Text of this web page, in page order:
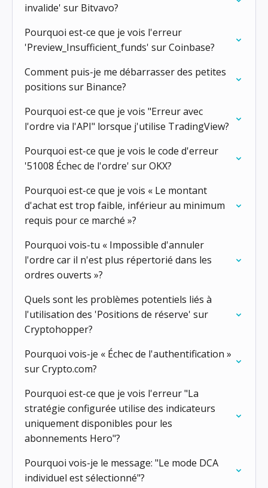
invalide' sur Bitvavo?
Pourquoi est-ce que je vois l'erreur
'Preview_Insufficient_funds' sur Coinbase?
Comment puis-je me débarrasser des petites
positions sur Binance?
Pourquoi est-ce que je vois "Erreur avec
l'ordre via l'API" lorsque j'utilise TradingView?
Pourquoi est-ce que je vois le code d'erreur
'51008 Échec de l'ordre' sur OKX?
Pourquoi est-ce que je vois « Le montant
d'achat est trop faible, inférieur au minimum
requis pour ce marché »?
Pourquoi vois-tu « Impossible d'annuler
l'ordre car il n'est plus répertorié dans les
ordres ouverts »?
Quels sont les problèmes potentiels liés à
l'utilisation des 'Positions de réserve' sur
Cryptohopper?
Pourquoi vois-je « Échec de l'authentification »
sur Crypto.com?
Pourquoi est-ce que je vois l'erreur "La
stratégie configurée utilise des indicateurs
uniquement disponibles pour les
abonnements Hero"?
Pourquoi vois-je le message: "Le mode DCA
individuel est sélectionné"?